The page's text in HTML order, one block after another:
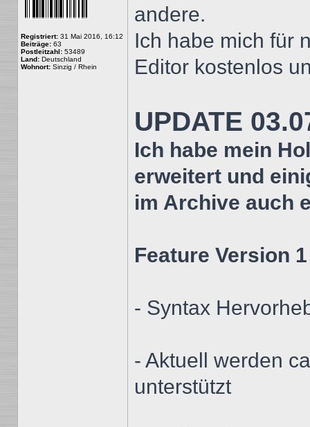
Registriert: 31 Mai 2016, 16:12
Beiträge: 63
Postleitzahl: 53489
Land: Deutschland
Wohnort: Sinzig / Rhein
andere.
Ich habe mich für
Editor kostenlos
UPDATE
Ich habe mein
erweitert und
im Archive auch
Feature Version
- Syntax
- Aktuell werden
unterstützt